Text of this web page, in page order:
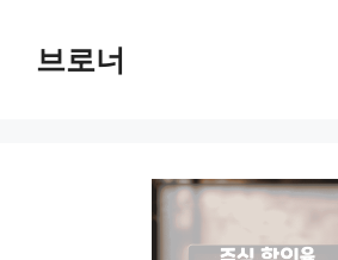
브로너